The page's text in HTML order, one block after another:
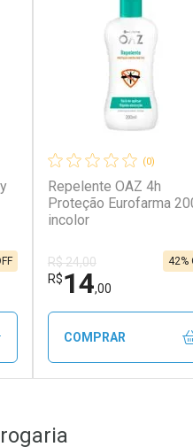
(0)
Repelente OAZ 4h
Proteção Eurofarma
incolor
R$ 24,00
R$14,00
42%
COMPRAR